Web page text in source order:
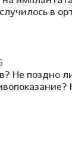
в
Не поздно